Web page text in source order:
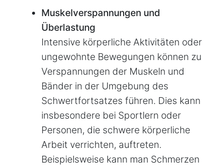
Muskelverspannungen und
Überlastung
Intensive körperliche Aktivitäten oder
ungewohnte Bewegungen können zu
Verspannungen der Muskeln und
Bänder in der Umgebung des
Schwertfortsatzes führen. Dies kann
insbesondere bei Sportlern oder
Personen, die schwere körperliche
Arbeit verrichten, auftreten.
Beispielsweise kann man Schmerzen